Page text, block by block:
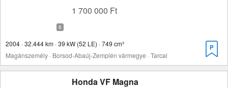
1 700 000 Ft
2004 · 32.444 km · 39 kW (52 LE) · 749 cm³
Magánszemély · Borsod-Abaúj-Zemplén vármegye · Tarcal
Honda VF Magna